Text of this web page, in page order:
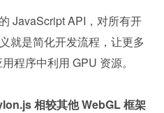
JavaScript API，对所有开
就是简化开发流程，让更多
程序中利用 GPU 资源。
相较其他 WebGL 框架